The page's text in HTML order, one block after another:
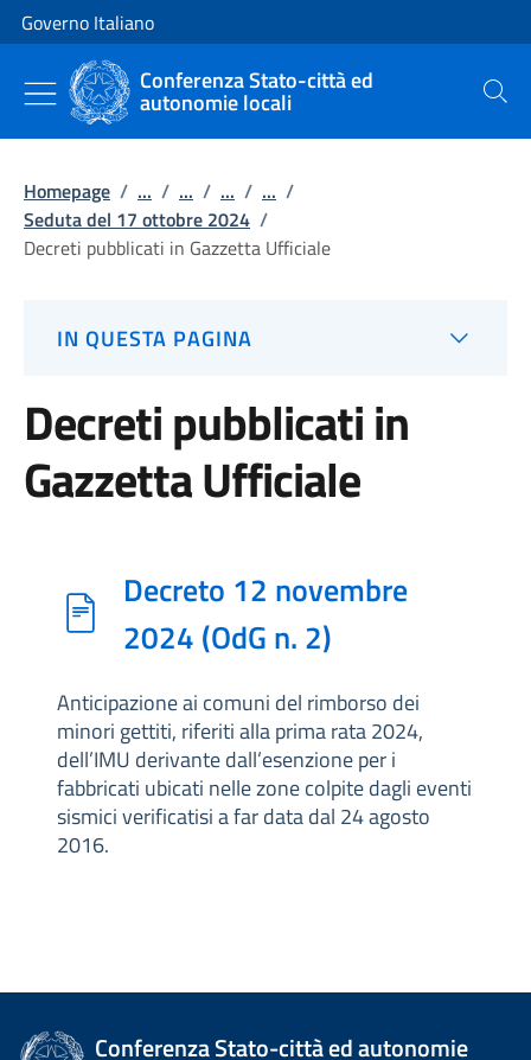
Vai al contenuto
Vai alla navigazione del sito
Governo Italiano
Conferenza Stato-città ed
autonomie locali Cerca
Homepage / ... / ... / ... / ... /
Seduta del 17 ottobre 2024 /
Decreti pubblicati in Gazzetta Ufficiale
IN QUESTA PAGINA
Decreti pubblicati in
Gazzetta Ufficiale
Decreto 12 novembre
2024 (OdG n. 2)
Anticipazione ai comuni del rimborso dei
minori gettiti, riferiti alla prima rata 2024,
dell’IMU derivante dall’esenzione per i
fabbricati ubicati nelle zone colpite dagli eventi
sismici verificatisi a far data dal 24 agosto
2016.
Conferenza Stato-città ed autonomie